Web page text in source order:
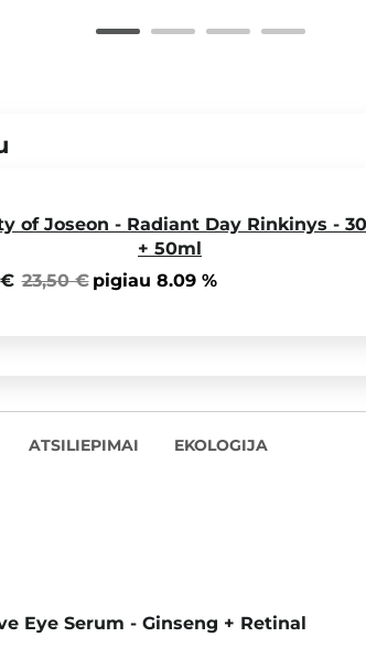
of Joseon - Radiant Day Rinkinys -
+ 50ml
23,50 € pigiau 8.09 %
ATSILIEPIMAI EKOLOGIJA
Eye Serum - Ginseng + Retinal